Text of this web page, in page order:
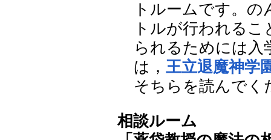
トルームです。
トルが行われる
られるためには入
は，王立退魔神学
そちらを読んでく
相談ルーム